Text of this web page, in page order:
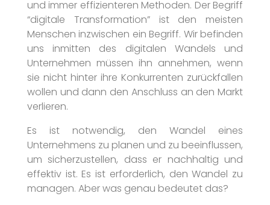
und immer effizienteren Methoden. Der Begriff
“digitale Transformation” ist den meisten
Menschen inzwischen ein Begriff. Wir befinden
uns inmitten des digitalen Wandels und
Unternehmen müssen ihn annehmen, wenn
sie nicht hinter ihre Konkurrenten zurückfallen
wollen und dann den Anschluss an den Markt
verlieren.
Es ist notwendig, den Wandel eines
Unternehmens zu planen und zu beeinflussen,
um sicherzustellen, dass er nachhaltig und
effektiv ist. Es ist erforderlich, den Wandel zu
managen. Aber was genau bedeutet das?Kontakt